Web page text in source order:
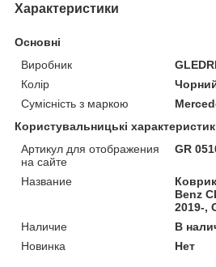
Характеристики
Основні
Виробник
Колір
Сумісність з маркою
Користувальницькі
Артикул для отображения
на сайте
GR
Название
Benz
2019-,
Наличие
В
Новинка
Нет